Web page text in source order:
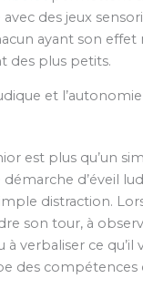
des jeux
ayant son effet
des plus petits.
et
est plus qu’un
démarche d’éveil
distraction.
son tour, à
verbaliser ce qu’il
des compétences